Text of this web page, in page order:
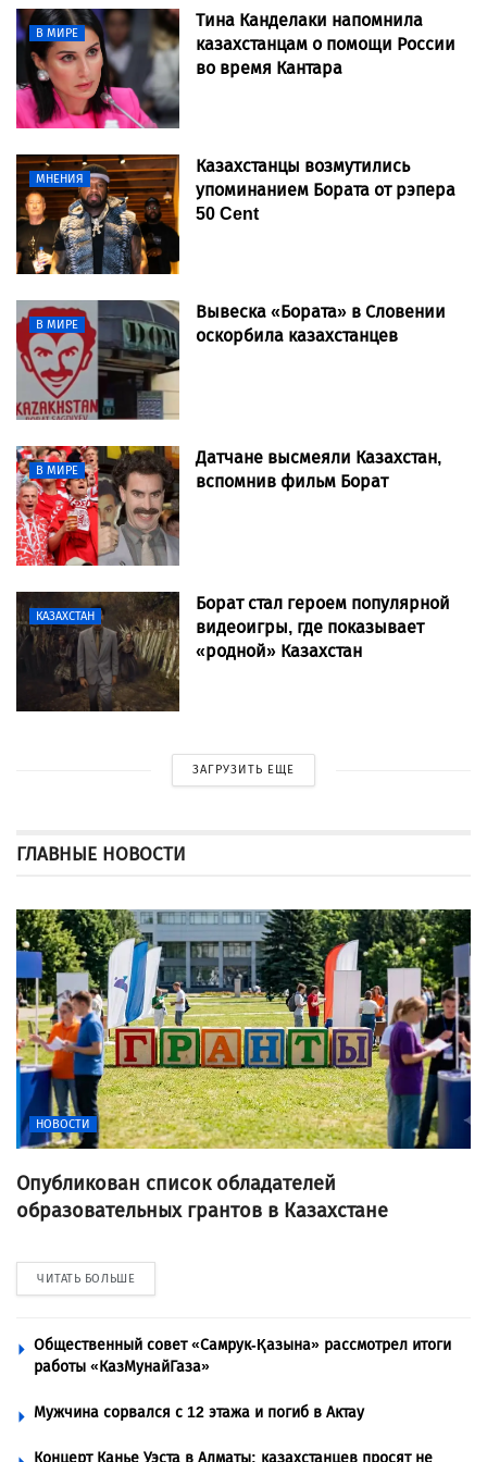
В МИРЕ
Тина Канделаки напомнила
казахстанцам о помощи России
во время Кантара
МНЕНИЯ
Казахстанцы возмутились
упоминанием Бората от рэпера
50 Cent
В МИРЕ
Вывеска «Бората» в Словении
оскорбила казахстанцев
В МИРЕ
Датчане высмеяли Казахстан,
вспомнив фильм Борат
КАЗАХСТАН
Борат стал героем популярной
видеоигры, где показывает
«родной» Казахстан
ЗАГРУЗИТЬ ЕЩЕ
ГЛАВНЫЕ НОВОСТИ
НОВОСТИ
Опубликован список обладателей
образовательных грантов в Казахстане
ЧИТАТЬ БОЛЬШЕ
Общественный совет «Самрук-Қазына» рассмотрел итоги
работы «КазМунайГаза»
Мужчина сорвался с 12 этажа и погиб в Актау